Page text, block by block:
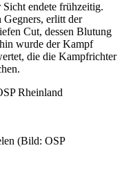
Sicht endete frühzeitig.
Gegners, erlitt der
Cut, dessen Blutung
wurde der Kampf
die die Kampfrichter
Rheinland
(Bild: OSP